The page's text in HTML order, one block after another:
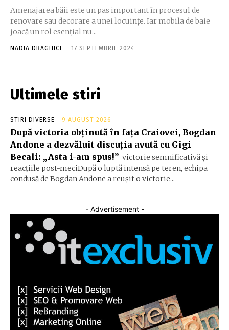
Amenajarea băii este un pas important în procesul de
renovare sau decorare a unei locuințe. Iar mobila de baie
joacă un rol esențial nu...
NADIA DRAGHICI - 17 SEPTEMBRIE 2024
Ultimele stiri
STIRI DIVERSE 9 AUGUST 2026
După victoria obținută în fața Craiovei, Bogdan
Andone a dezvăluit discuția avută cu Gigi
Becali: „Asta i-am spus!” victorie semnificativă și
reacțiile post-meciDupă o luptă intensă pe teren, echipa
condusă de Bogdan Andone a reușit o victorie...
- Advertisement -